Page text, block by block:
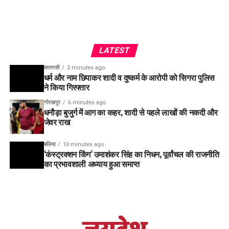
LATEST
वाराणसी 2 minutes ago
धर्म और नाम छिपाकर शादी व दुष्कर्म के आरोपी को सिगरा पुलिस
ने किया गिरफ्तार
गोरखपुर 6 minutes ago
धनौड़ा बुजुर्ग में आग का कहर, शादी से पहले लाखों की नकदी और
जेवर राख
बलिया 10 minutes ago
‘कंस्ट्रक्शन किंग’ उमाशंकर सिंह का निधन, पूर्वांचल की राजनीति
का प्रभावशाली अध्याय हुआ समाप्त